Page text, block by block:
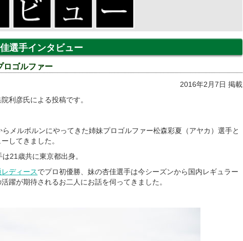
選手インタビュー
ロゴルファー
2016年2月7日 掲載
利彦氏による投稿です。
メルボルンにやってきた姉妹プロゴルファー松森彩夏（アヤカ）選手と
してきました。
21歳共に東京都出身。
ディースでプロ初優勝、妹の杏佳選手は今シーズンから国内レギュラー
躍が期待されるお二人にお話を伺ってきました。